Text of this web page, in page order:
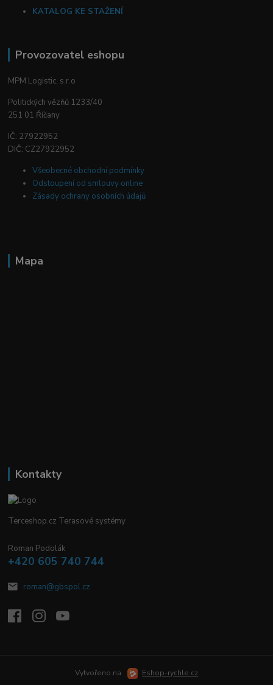
KATALOG KE STAŽENÍ
Provozovatel eshopu
MPM Logistic, s.r.o
Politických vězňů 1233/40
251 01 Říčany
IČ: 27922952
DIČ: CZ27922952
Všeobecné obchodní podmínky
Odstoupení od smlouvy online
Zásady ochrany osobních údajů
Mapa
Kontakty
Terceshop.cz Terasové systémy
Roman Podolák
+420 605 740 744
roman@gbspol.cz
Vytvořeno na Eshop-rychle.cz